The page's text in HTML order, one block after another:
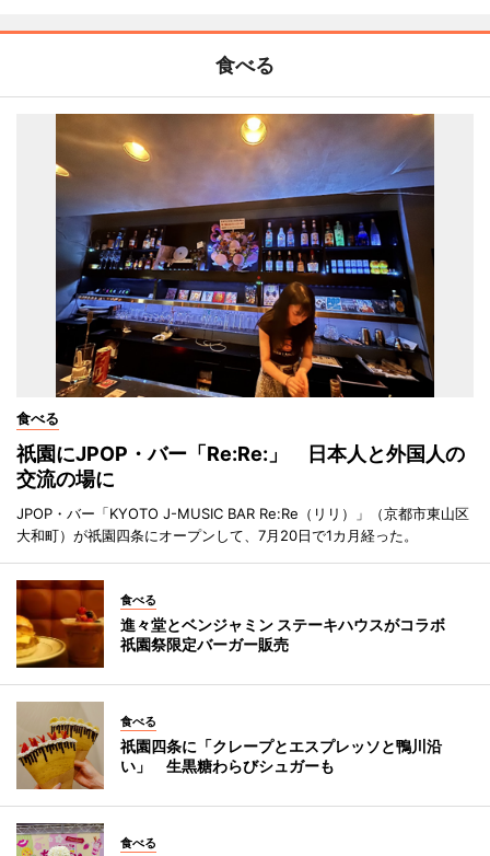
食べる
食べる
祇園にJPOP・バー「Re:Re:」 日本人と外国人の
交流の場に
JPOP・バー「KYOTO J-MUSIC BAR Re:Re（リリ）」（京都市東山区
大和町）が祇園四条にオープンして、7月20日で1カ月経った。
食べる
進々堂とベンジャミン ステーキハウスがコラボ
祇園祭限定バーガー販売
食べる
祇園四条に「クレープとエスプレッソと鴨川沿
い」 生黒糖わらびシュガーも
食べる